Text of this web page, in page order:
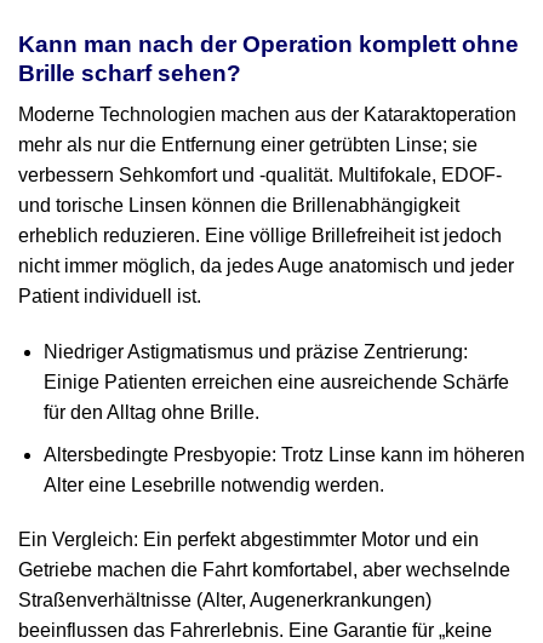
Kann man nach der Operation komplett ohne
Brille scharf sehen?
Moderne Technologien machen aus der Kataraktoperation
mehr als nur die Entfernung einer getrübten Linse; sie
verbessern Sehkomfort und -qualität. Multifokale, EDOF‑
und torische Linsen können die Brillenabhängigkeit
erheblich reduzieren. Eine völlige Brillefreiheit ist jedoch
nicht immer möglich, da jedes Auge anatomisch und jeder
Patient individuell ist.
Niedriger Astigmatismus und präzise Zentrierung:
Einige Patienten erreichen eine ausreichende Schärfe
für den Alltag ohne Brille.
Altersbedingte Presbyopie: Trotz Linse kann im höheren
Alter eine Lesebrille notwendig werden.
Ein Vergleich: Ein perfekt abgestimmter Motor und ein
Getriebe machen die Fahrt komfortabel, aber wechselnde
Straßenverhältnisse (Alter, Augen­erkrankungen)
beeinflussen das Fahrerlebnis. Eine Garantie für „keine